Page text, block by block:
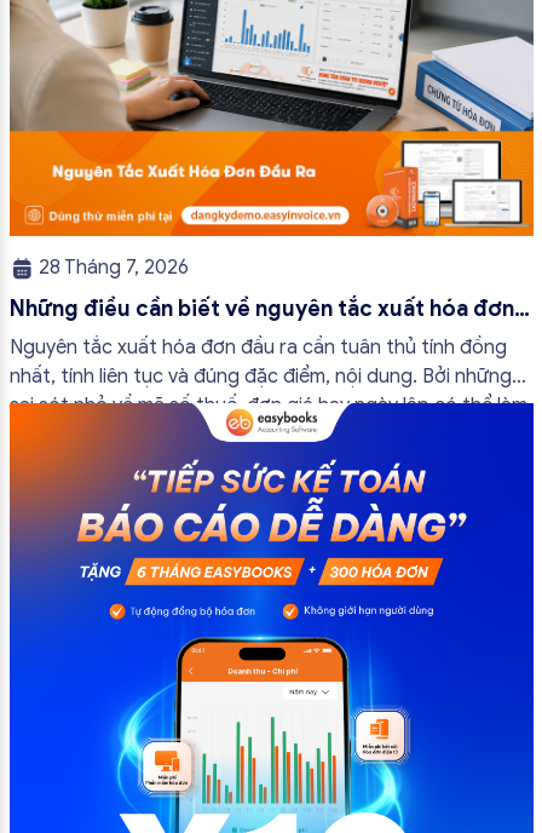
28 Tháng 7, 2026
Những điều cần biết về nguyên tắc xuất hóa đơn
đầu ra
Nguyên tắc xuất hóa đơn đầu ra cần tuân thủ tính đồng
nhất, tính liên tục và đúng đặc điểm, nội dung. Bởi những
sai sót nhỏ về mã số thuế, đơn giá hay ngày lập có thể làm
ảnh hưởng đến quá trình quyết toán thuế của bạn. Kế
toán có thể tham khảo […]